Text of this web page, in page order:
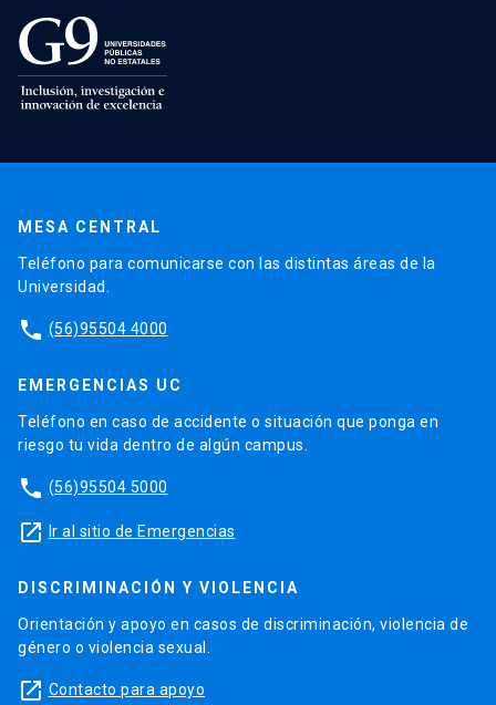
MESA CENTRAL
Teléfono para comunicarse con las distintas áreas de la
Universidad.
phone (56)95504 4000
EMERGENCIAS UC
Teléfono en caso de accidente o situación que ponga en
riesgo tu vida dentro de algún campus.
phone (56)95504 5000
launch Ir al sitio de Emergencias
DISCRIMINACIÓN Y VIOLENCIA
Orientación y apoyo en casos de discriminación, violencia de
género o violencia sexual.
launch Contacto para apoyo